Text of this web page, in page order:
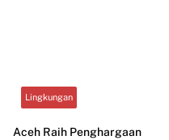
Lingkungan
Aceh Raih Penghargaan